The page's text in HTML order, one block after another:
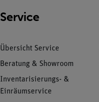
Service
Übersicht Service
Beratung & Showroom
Inventarisierungs- &
Einräumservice